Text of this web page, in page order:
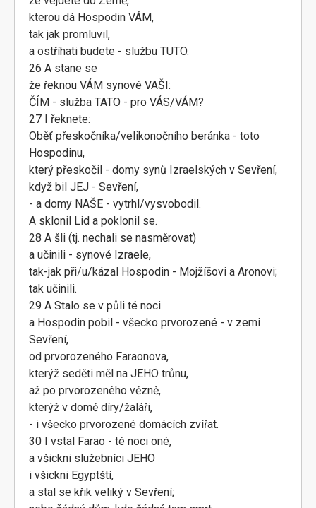
kterou dá Hospodin VÁM,
tak jak promluvil,
a ostříhati budete - službu TUTO.
26 A stane se
že řeknou VÁM synové VAŠI:
ČÍM - služba TATO - pro VÁS/VÁM?
27 I řeknete:
Oběť přeskočníka/velikonočního beránka - toto
Hospodinu,
který přeskočil - domy synů Izraelských v Sevření,
když bil JEJ - Sevření,
- a domy NAŠE - vytrhl/vysvobodil.
A sklonil Lid a poklonil se.
28 A šli (tj. nechali se nasměrovat)
a učinili - synové Izraele,
tak-jak při/u/kázal Hospodin - Mojžíšovi a Aronovi;
tak učinili.
29 A Stalo se v půli té noci
a Hospodin pobil - všecko prvorozené - v zemi
Sevření,
od prvorozeného Faraonova,
kterýž seděti měl na JEHO trůnu,
až po prvorozeného vězně,
kterýž v domě díry/žaláři,
- i všecko prvorozené domácích zvířat.
30 I vstal Farao - té noci oné,
a všickni služebníci JEHO
i všickni Egyptští,
a stal se křik veliký v Sevření;